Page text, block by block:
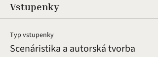
Vstupenky
Typ vstupenky
Scenáristika a autorská tvorba